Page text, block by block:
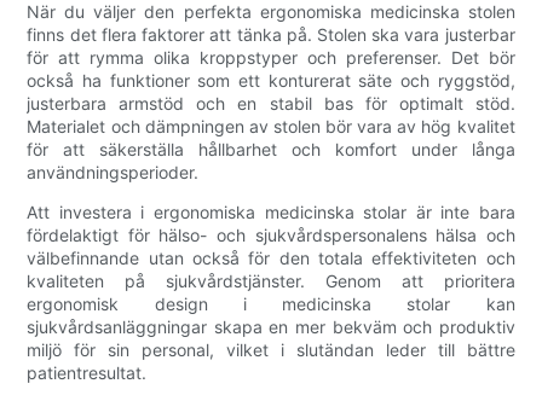
När du väljer den perfekta ergonomiska medicinska stolen
finns det flera faktorer att tänka på. Stolen ska vara justerbar
för att rymma olika kroppstyper och preferenser. Det bör
också ha funktioner som ett konturerat säte och ryggstöd,
justerbara armstöd och en stabil bas för optimalt stöd.
Materialet och dämpningen av stolen bör vara av hög kvalitet
för att säkerställa hållbarhet och komfort under långa
användningsperioder.
Att investera i ergonomiska medicinska stolar är inte bara
fördelaktigt för hälso- och sjukvårdspersonalens hälsa och
välbefinnande utan också för den totala effektiviteten och
kvaliteten på sjukvårdstjänster. Genom att prioritera
ergonomisk design i medicinska stolar kan
sjukvårdsanläggningar skapa en mer bekväm och produktiv
miljö för sin personal, vilket i slutändan leder till bättre
patientresultat.